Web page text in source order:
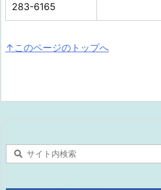
283-6165
↑このページのトップへ